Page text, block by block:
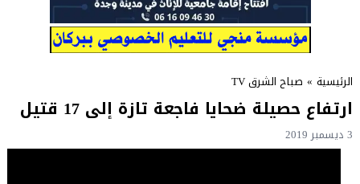
الرئيسية » صباح الشرق TV
ارتفاع حصيلة ضحايا فاجعة تازة إلى 17 قتيل
3 ديسمبر 2019